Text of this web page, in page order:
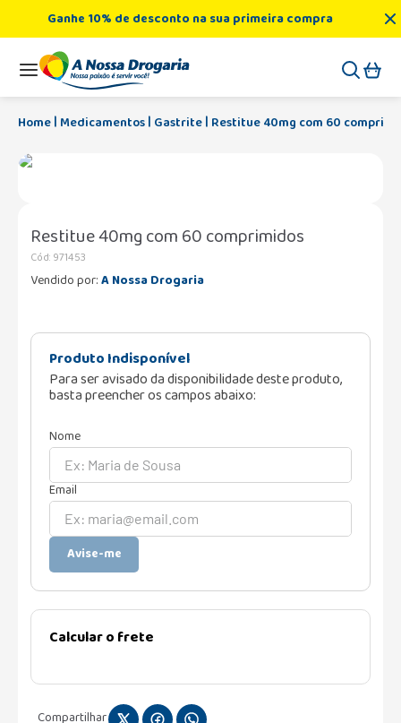
Ganhe 10% de desconto na sua primeira compra
Medicamentos Gastrite Restitue 40mg com 60
Restitue 40mg com 60 comprimidos
Cód: 971453
Vendido por:A Nossa Drogaria
Produto Indisponível
Para ser avisado da disponibilidade deste produto,
basta preencher os campos abaixo:
Avise-me
Calcular o frete
Compartilhar